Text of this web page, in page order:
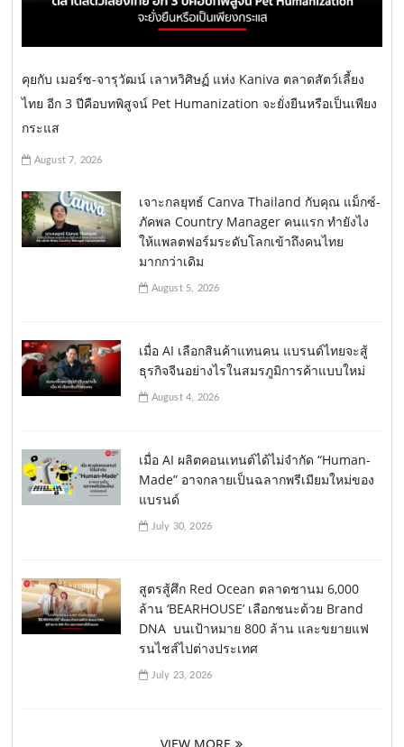
คุยกับ เมอร์ซ-จารุวัฒน์ เลาหวิศิษฏ์ แห่ง Kaniva ตลาดสัตว์เลี้ยง
ไทย อีก 3 ปีคือบทพิสูจน์ Pet Humanization จะยั่งยืนหรือเป็นเพียง
กระแส
August 7, 2026
เจาะกลยุทธ์ Canva Thailand กับคุณ แม็กซ์-
ภัคพล Country Manager คนแรก ทำยังไง
ให้แพลตฟอร์มระดับโลกเข้าถึงคนไทย
มากกว่าเดิม
August 5, 2026
เมื่อ AI เลือกสินค้าแทนคน แบรนด์ไทยจะสู้
ธุรกิจจีนอย่างไรในสมรภูมิการค้าแบบใหม่
August 4, 2026
เมื่อ AI ผลิตคอนเทนต์ได้ไม่จำกัด “Human-
Made” อาจกลายเป็นฉลากพรีเมียมใหม่ของ
แบรนด์
July 30, 2026
สูตรสู้ศึก Red Ocean ตลาดชานม 6,000
ล้าน ‘BEARHOUSE’ เลือกชนะด้วย Brand
DNA บนเป้าหมาย 800 ล้าน และขยายแฟ
รนไชส์ไปต่างประเทศ
July 23, 2026